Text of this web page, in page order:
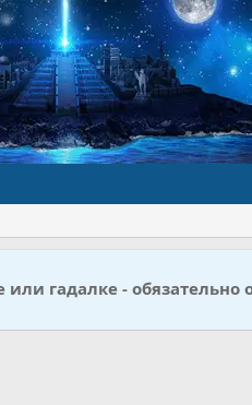
гадалке - обязательно